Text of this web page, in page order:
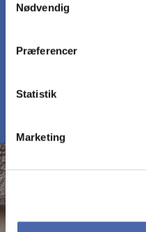
markedsføring. Du
Nødvendig
Præferencer
Statistik
Marketing
MØD